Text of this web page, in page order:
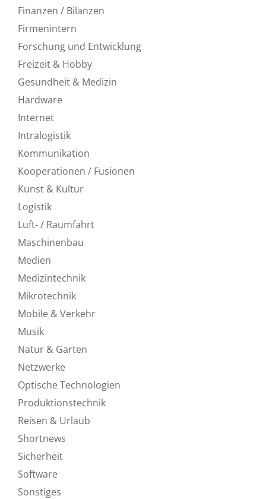
Finanzen / Bilanzen
Firmenintern
Forschung und Entwicklung
Freizeit & Hobby
Gesundheit & Medizin
Hardware
Internet
Intralogistik
Kommunikation
Kooperationen / Fusionen
Kunst & Kultur
Logistik
Luft- / Raumfahrt
Maschinenbau
Medien
Medizintechnik
Mikrotechnik
Mobile & Verkehr
Musik
Natur & Garten
Netzwerke
Optische Technologien
Produktionstechnik
Reisen & Urlaub
Shortnews
Sicherheit
Software
Sonstiges